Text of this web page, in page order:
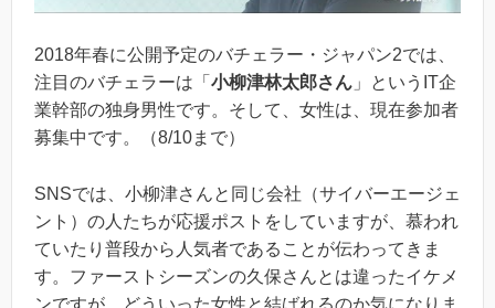
2018年春に公開予定のバチェラー・ジャパン2では、
注目のバチェラーは「 小柳津林太郎さん 」というIT企
業幹部の独身男性です。そして、女性は、現在参加者
募集中です。（8/10まで）
SNSでは、小柳津さんと同じ会社（サイバーエージェ
ント）の人たちが応援ポストをしていますが、慕われ
ていたり普段から人気者であることが伝わってきま
す。ファーストシーズンの久保さんとは違ったイケメ
ンですが、どういった女性と結ばれるのか気になりま